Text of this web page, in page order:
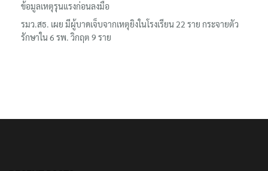
ข้อมูลเหตุรุนแรงก่อนลงมือ
รมว.สธ. เผย มีผู้บาดเจ็บจากเหตุยิงในโรงเรียน 22 ราย กระจายตัว
รักษาใน 6 รพ. วิกฤต 9 ราย